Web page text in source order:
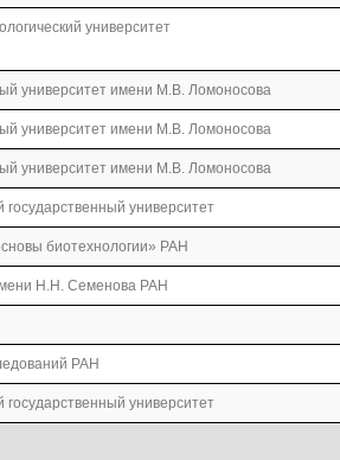
университет
университет имени М.В. Ломоносова
университет имени М.В. Ломоносова
университет имени М.В. Ломоносова
государственный университет
биотехнологии» РАН
Н.Н. Семенова РАН
РАН
государственный университет